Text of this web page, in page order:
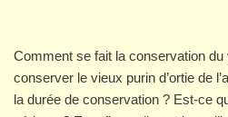
Comment se fait la conservation du
conserver le vieux purin d’ortie de
la durée de conservation ? Est-ce